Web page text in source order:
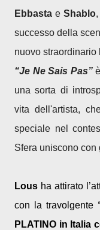
Ebbasta e Shablo
successo della
nuovo straordinario
“Je Ne Sais Pas”è
una sorta di
vita dell'artista,
speciale nel
Sfera uniscono con
Lous ha attirato
con la travolgente
PLATINO in Italia